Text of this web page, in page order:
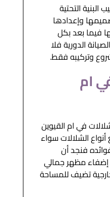
التحتية
وإعدادها
فيما بعد بكل
الدورية فلا
وتركيبه فقط.
ام
في ام القيوين
الشلالات سواء
فنجد أن
إضفاء مظهر جمالي
تضيف للمساحة